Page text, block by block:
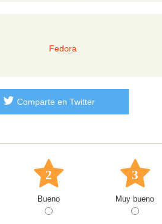
Fedora
Comparte en Twitter
2
Bueno
3
Muy bueno